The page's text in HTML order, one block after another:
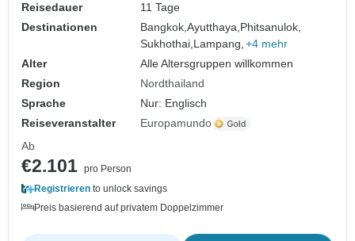
Reisedauer
11 Tage
Destinationen
Bangkok,Ayutthaya,Phitsanulok,
Sukhothai,Lampang, +4 mehr
Alter
Alle Altersgruppen willkommen
Region
Nordthailand
Sprache
Nur: Englisch
Reiseveranstalter
Europamundo
Ab
€2.101 pro Person
Registrieren to unlock savings
Preis basierend auf privatem Doppelzimmer